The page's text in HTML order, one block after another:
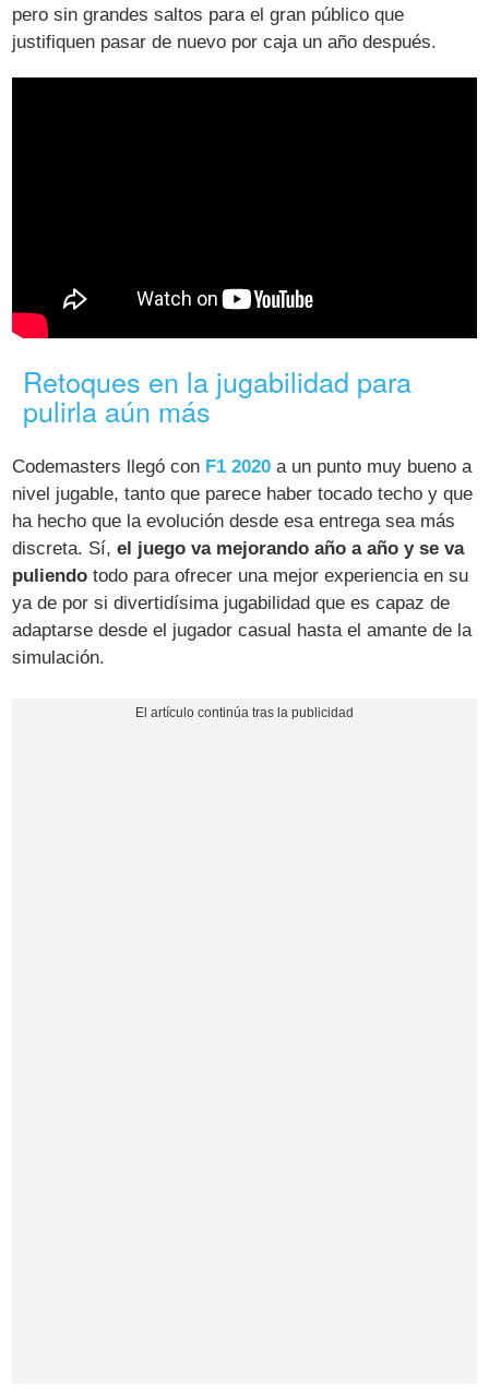
pero sin grandes saltos para el gran público que
justifiquen pasar de nuevo por caja un año después.
Retoques en la jugabilidad para
pulirla aún más
Codemasters llegó con F1 2020 a un punto muy bueno a
nivel jugable, tanto que parece haber tocado techo y que
ha hecho que la evolución desde esa entrega sea más
discreta. Sí,el juego va mejorando año a año y se va
puliendo todo para ofrecer una mejor experiencia en su
ya de por si divertidísima jugabilidad que es capaz de
adaptarse desde el jugador casual hasta el amante de la
simulación.